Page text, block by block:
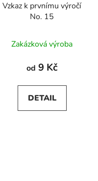
Vzkaz k prvnímu výročí
No. 15
Zakázková výroba
od 9 Kč
DETAIL